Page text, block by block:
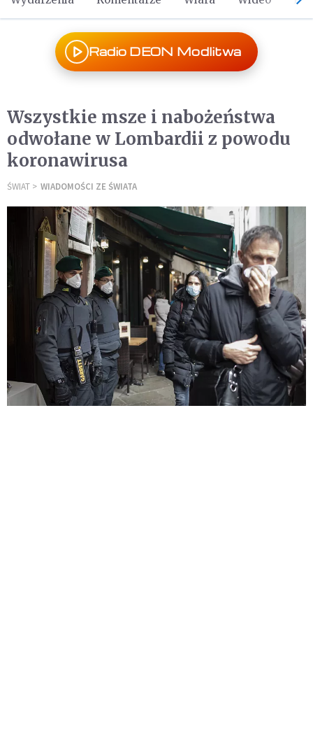
Radio DEON Modlitwa
Wszystkie msze i nabożeństwa
odwołane w Lombardii z powodu
koronawirusa
ŚWIAT WIADOMOŚCI ZE ŚWIATA